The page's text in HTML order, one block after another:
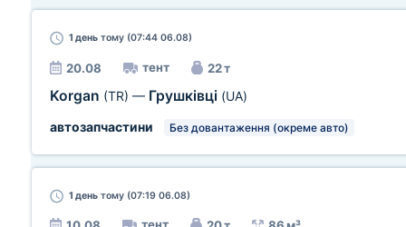
1 день тому (07:44 06.08)
20.08 тент 22 т
Korgan (TR) — Грушківці (UA)
автозапчастини
Без довантаження (окреме авто)
1 день тому (07:19 06.08)